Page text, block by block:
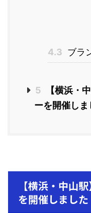
4.3 ブラ
5
【横浜・
ーを開催し
【横浜・中山
を開催しまし